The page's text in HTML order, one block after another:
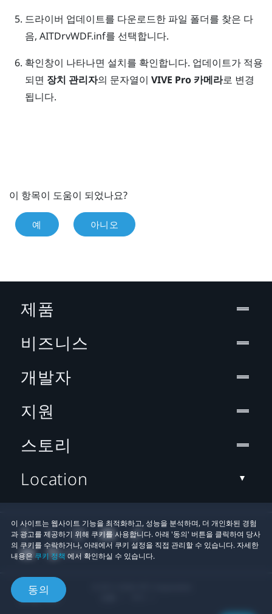
드라이버 업데이트를 다운로드한 파일 폴더를 찾은 다
음, AITDrvWDF.inf를 선택합니다.
확인창이 나타나면 설치를 확인합니다. 업데이트가 적용
되면 장치 관리자의 문자열이 VIVE Pro 카메라로 변경
됩니다.
이 항목이 도움이 되었나요?
예 아니오
이 사이트는 웹사이트 기능을 최적화하고, 성능을 분석하며, 더 개인화된 경험
과 광고를 제공하기 위해 쿠키를 사용합니다. 아래 '동의' 버튼을 클릭하여 당사
의 쿠키를 수락하거나, 아래에서 쿠키 설정을 직접 관리할 수 있습니다. 자세한
내용은 쿠키 정책 에서 확인하실 수 있습니다.
동의
제품
비즈니스
개발자
지원
스토리
Location